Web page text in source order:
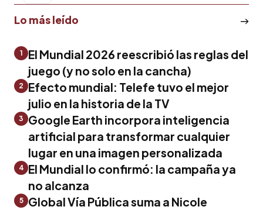
Lo más leído
1
El Mundial 2026 reescribió las reglas del
juego (y no solo en la cancha)
2
Efecto mundial: Telefe tuvo el mejor
julio en la historia de la TV
3
Google Earth incorpora inteligencia
artificial para transformar cualquier
lugar en una imagen personalizada
4 El Mundial lo confirmó: la campaña ya
no alcanza
5
Global Vía Pública suma a Nicole